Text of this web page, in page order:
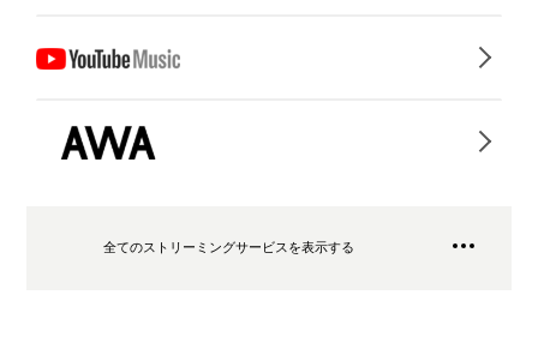
全てのストリーミングサービスを表示する